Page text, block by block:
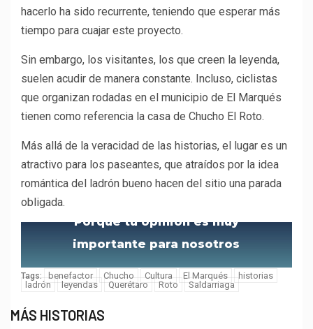
hacerlo ha sido recurrente, teniendo que esperar más
tiempo para cuajar este proyecto.
Sin embargo, los visitantes, los que creen la leyenda,
suelen acudir de manera constante. Incluso, ciclistas
que organizan rodadas en el municipio de El Marqués
tienen como referencia la casa de Chucho El Roto.
Más allá de la veracidad de las historias, el lugar es un
atractivo para los paseantes, que atraídos por la idea
romántica del ladrón bueno hacen del sitio una parada
obligada.
Porque tu opinión es muy
importante para nosotros
Tags: benefactor Chucho Cultura El Marqués
historias
ladrón
leyendas Querétaro Roto Saldarriaga
MÁS HISTORIAS